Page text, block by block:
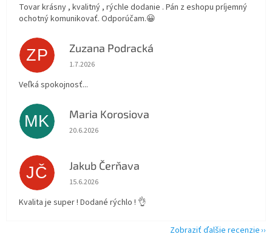
Tovar krásny , kvalitný , rýchle dodanie . Pán z eshopu príjemný
ochotný komunikovať. Odporúčam.😀
ZP Zuzana Podracká
Hodnotenie obchodu je 5 z 5 hviezdičiek.
1.7.2026
Veľká spokojnosť...
MK Maria Korosiova
Hodnotenie obchodu je 5 z 5 hviezdičiek.
20.6.2026
JČ Jakub Čerňava
Hodnotenie obchodu je 5 z 5 hviezdičiek.
15.6.2026
Kvalita je super ! Dodané rýchlo ! 👌
Zobraziť ďalšie recenzie